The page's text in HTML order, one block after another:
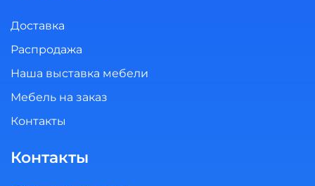
Доставка
Распродажа
Наша выставка мебели
Мебель на заказ
Контакты
Контакты